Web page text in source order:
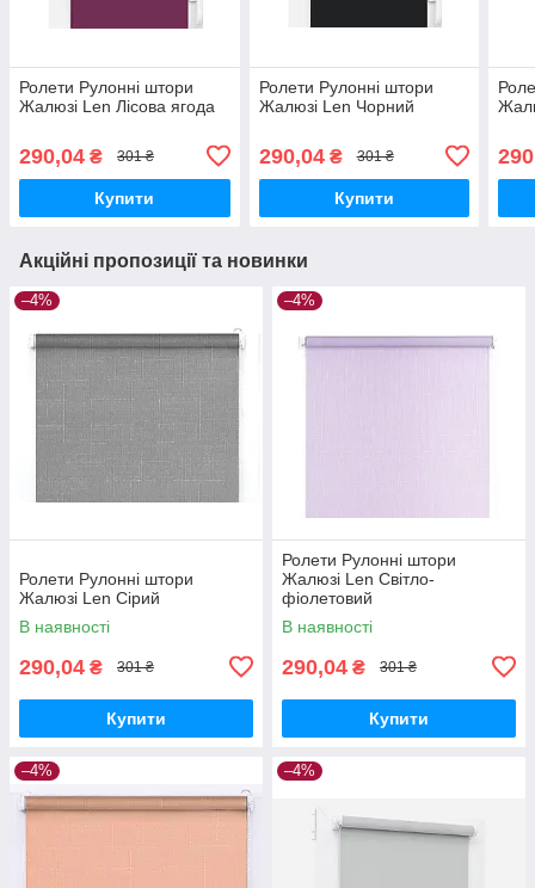
Ролети Рулонні штори
Жалюзі Len Лісова ягода
290,04 ₴ 301 ₴
Купити
Ролети Рулонні штори
Жалюзі Len Чорний
290,04₴ 301 ₴
Купити
Акційні пропозиції та новинки
–4%
Ролети Рулонні штори
Жалюзі Len Сірий
В наявності
290,04 ₴ 301 ₴
Купити
–4%
Ролети Рулонні штори
Жалюзі Len Світло-
фіолетовий
В наявності
290,04 ₴ 301 ₴
Купити
–4% –4%